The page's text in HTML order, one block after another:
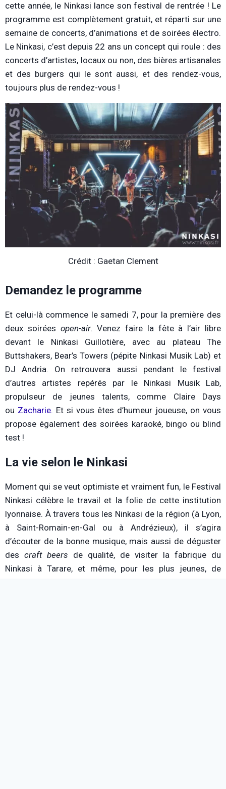
cette année, le Ninkasi lance son festival de rentrée ! Le
programme est complètement gratuit, et réparti sur une
semaine de concerts, d’animations et de soirées électro.
Le Ninkasi, c’est depuis 22 ans un concept qui roule : des
concerts d’artistes, locaux ou non, des bières artisanales
et des burgers qui le sont aussi, et des rendez-vous,
toujours plus de rendez-vous !
Crédit : Gaetan Clement
Demandez le programme
Et celui-là commence le samedi 7, pour la première des
deux soirées open-air. Venez faire la fête à l’air libre
devant le Ninkasi Guillotière, avec au plateau The
Buttshakers, Bear’s Towers (pépite Ninkasi Musik Lab) et
DJ Andria. On retrouvera aussi pendant le festival
d’autres artistes repérés par le Ninkasi Musik Lab,
propulseur de jeunes talents, comme Claire Days
ou Zacharie. Et si vous êtes d’humeur joueuse, on vous
propose également des soirées karaoké, bingo ou blind
test !
La vie selon le Ninkasi
Moment qui se veut optimiste et vraiment fun, le Festival
Ninkasi célèbre le travail et la folie de cette institution
lyonnaise. À travers tous les Ninkasi de la région (à Lyon,
à Saint-Romain-en-Gal ou à Andrézieux), il s’agira
d’écouter de la bonne musique, mais aussi de déguster
des craft beers de qualité, de visiter la fabrique du
Ninkasi à Tarare, et même, pour les plus jeunes, de